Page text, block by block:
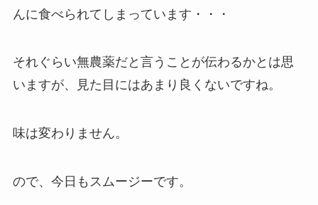
んに食べられてしまっています・・・
それぐらい無農薬だと言うことが伝わるかとは思
いますが、見た目にはあまり良くないですね。
味は変わりません。
ので、今日もスムージーです。